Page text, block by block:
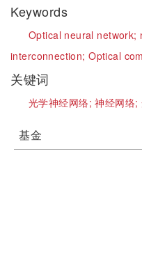
Keywords
Optical neural network;
interconnection;Optical
关键词
光学神经网络;神经网络;
基金